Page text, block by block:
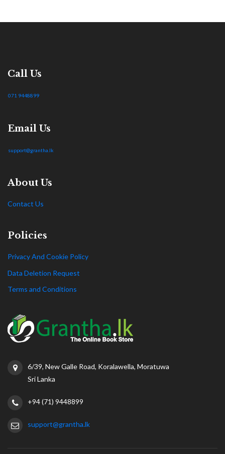
Call Us
071 9448899
Email Us
support@grantha.lk
About Us
Contact Us
Policies
Privacy And Cookie Policy
Data Deletion Request
Terms and Conditions
6/39, New Galle Road, Koralawella, Moratuwa
Sri Lanka
+94 (71) 9448899
support@grantha.lk